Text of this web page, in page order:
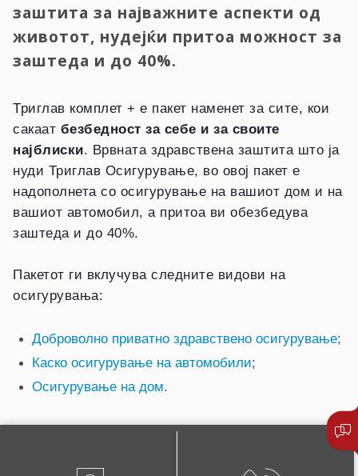
заштита за најважните аспекти од
животот, нудејќи притоа можност за
заштеда и до 40%.
Триглав комплет + е пакет наменет за сите, кои
сакаат безбедност за себе и за своите
најблиски. Врвната здравствена заштита што ја
нуди Триглав Осигурување, во овој пакет е
надополнета со осигурување на вашиот дом и на
вашиот автомобил, а притоа ви обезбедува
заштеда и до 40%.
Пакетот ги вклучува следните видови на
осигурувања:
Доброволно приватно здравствено осигурување;
Каско осигурување на автомобили;
Осигурување на дом.